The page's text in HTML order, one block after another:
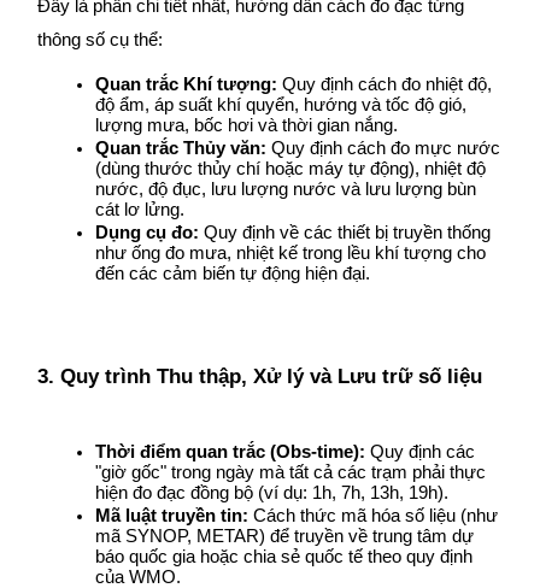
Đây là phần chi tiết nhất, hướng dẫn cách đo đạc từng
thông số cụ thể:
Quan trắc Khí tượng: Quy định cách đo nhiệt độ,
độ ẩm, áp suất khí quyển, hướng và tốc độ gió,
lượng mưa, bốc hơi và thời gian nắng.
Quan trắc Thủy văn: Quy định cách đo mực nước
(dùng thước thủy chí hoặc máy tự động), nhiệt độ
nước, độ đục, lưu lượng nước và lưu lượng bùn
cát lơ lửng.
Dụng cụ đo: Quy định về các thiết bị truyền thống
như ống đo mưa, nhiệt kế trong lều khí tượng cho
đến các cảm biến tự động hiện đại.
3. Quy trình Thu thập, Xử lý và Lưu trữ số liệu
Thời điểm quan trắc (Obs-time): Quy định các
"giờ gốc" trong ngày mà tất cả các trạm phải thực
hiện đo đạc đồng bộ (ví dụ: 1h, 7h, 13h, 19h).
Mã luật truyền tin: Cách thức mã hóa số liệu (như
mã SYNOP, METAR) để truyền về trung tâm dự
báo quốc gia hoặc chia sẻ quốc tế theo quy định
của WMO.